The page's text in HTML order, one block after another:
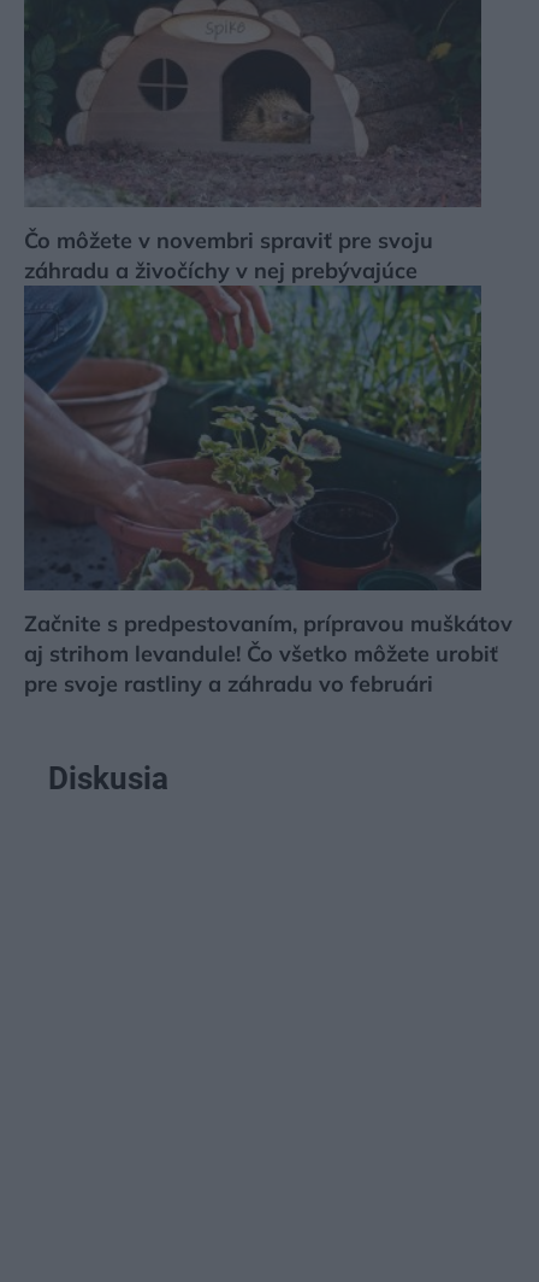
Čo môžete v novembri spraviť pre svoju
záhradu a živočíchy v nej prebývajúce
Začnite s predpestovaním, prípravou muškátov
aj strihom levandule! Čo všetko môžete urobiť
pre svoje rastliny a záhradu vo februári
Diskusia